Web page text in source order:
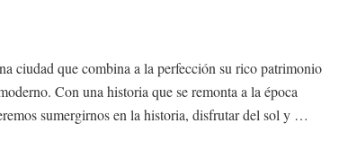
ciudad que combina a la perfección su rico patrimonio
Con una historia que se remonta a la época
sumergirnos en la historia, disfrutar del sol y …